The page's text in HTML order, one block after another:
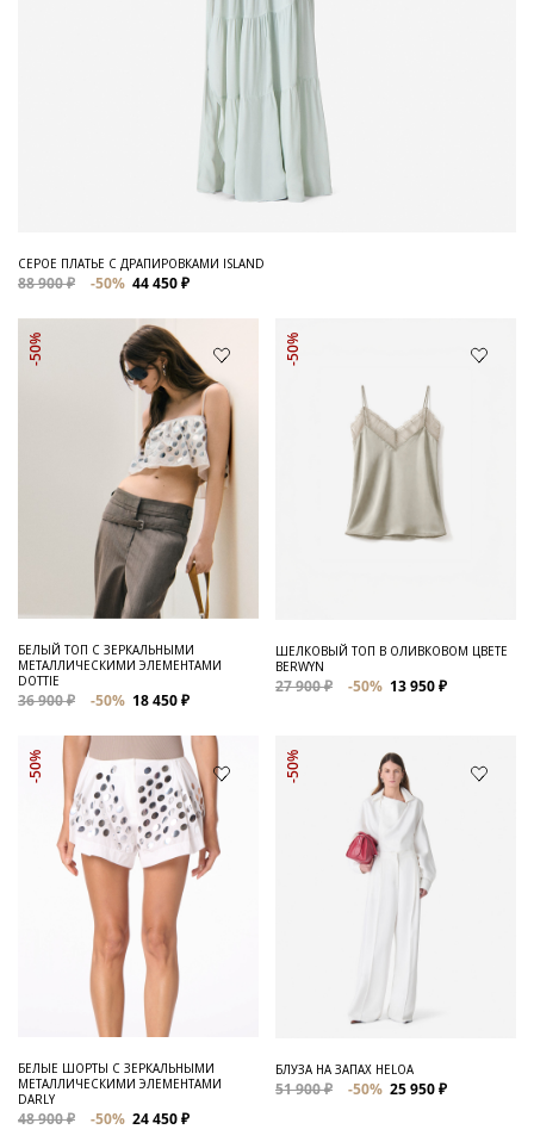
СЕРОЕ ПЛАТЬЕ С ДРАПИРОВКАМИ ISLAND
88 900 ₽ -50% 44 450 ₽
-50%
БЕЛЫЙ ТОП С ЗЕРКАЛЬНЫМИ
МЕТАЛЛИЧЕСКИМИ ЭЛЕМЕНТАМИ
DOTTIE
36 900 ₽ -50% 18 450 ₽
-50%
ШЕЛКОВЫЙ ТОП В ОЛИВКОВОМ ЦВЕТЕ
BERWYN
27 900 ₽ -50% 13 950 ₽
-50%
БЕЛЫЕ ШОРТЫ С ЗЕРКАЛЬНЫМИ
МЕТАЛЛИЧЕСКИМИ ЭЛЕМЕНТАМИ
DARLY
48 900 ₽ -50% 24 450 ₽
-50%
БЛУЗА НА ЗАПАХ HELOA
51 900 ₽ -50% 25 950 ₽